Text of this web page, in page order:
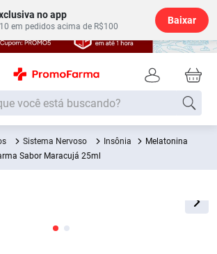
no app
em pedidos acima de R$100
Baixar
Sistema Nervoso Insônia
Melatonina
Sabor Maracujá 25ml
buscados